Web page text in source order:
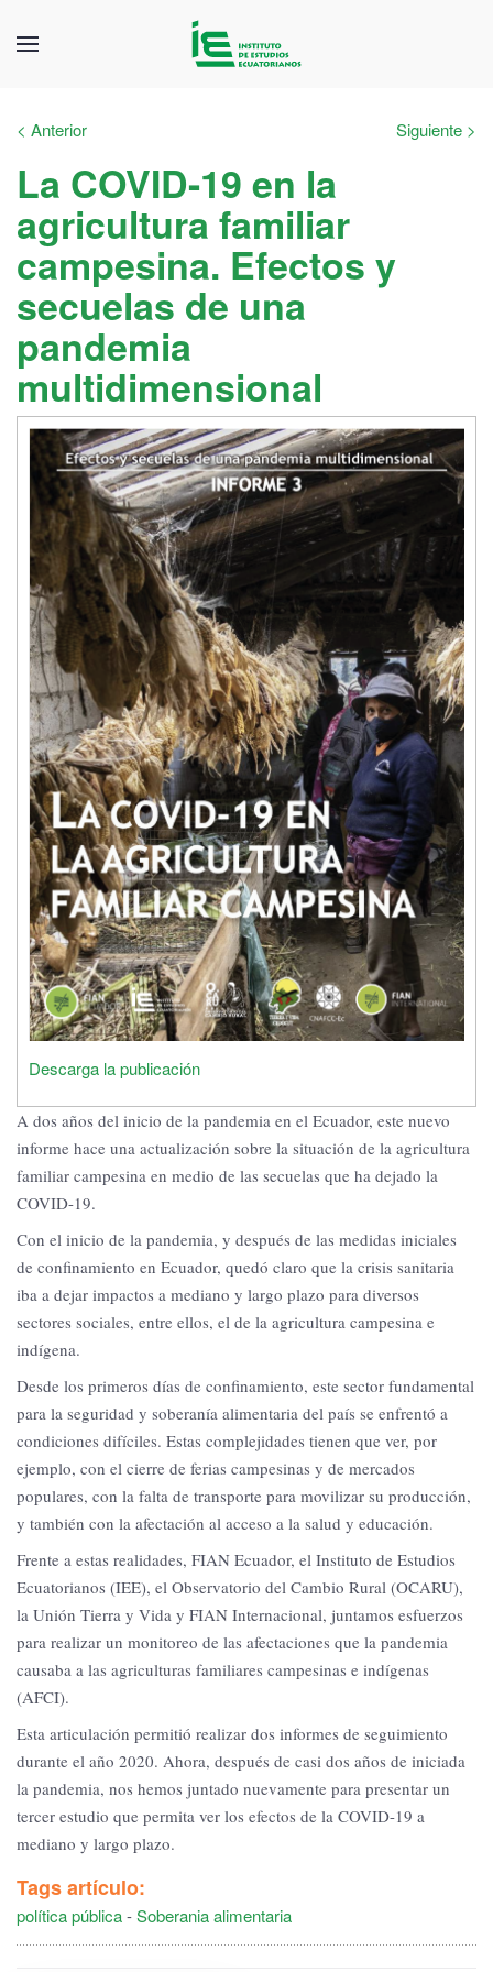
< Anterior Siguiente >
La COVID-19 en la
agricultura familiar
campesina. Efectos y
secuelas de una
pandemia
multidimensional
Descarga la publicación
A dos años del inicio de la pandemia en el Ecuador, este nuevo
informe hace una actualización sobre la situación de la agricultura
familiar campesina en medio de las secuelas que ha dejado la
COVID-19.
Con el inicio de la pandemia, y después de las medidas iniciales
de confinamiento en Ecuador, quedó claro que la crisis sanitaria
iba a dejar impactos a mediano y largo plazo para diversos
sectores sociales, entre ellos, el de la agricultura campesina e
indígena.
Desde los primeros días de confinamiento, este sector fundamental
para la seguridad y soberanía alimentaria del país se enfrentó a
condiciones difíciles. Estas complejidades tienen que ver, por
ejemplo, con el cierre de ferias campesinas y de mercados
populares, con la falta de transporte para movilizar su producción,
y también con la afectación al acceso a la salud y educación.
Frente a estas realidades, FIAN Ecuador, el Instituto de Estudios
Ecuatorianos (IEE), el Observatorio del Cambio Rural (OCARU),
la Unión Tierra y Vida y FIAN Internacional, juntamos esfuerzos
para realizar un monitoreo de las afectaciones que la pandemia
causaba a las agriculturas familiares campesinas e indígenas
(AFCI).
Esta articulación permitió realizar dos informes de seguimiento
durante el año 2020. Ahora, después de casi dos años de iniciada
la pandemia, nos hemos juntado nuevamente para presentar un
tercer estudio que permita ver los efectos de la COVID-19 a
mediano y largo plazo.
Tags artículo:
política pública-Soberania alimentaria